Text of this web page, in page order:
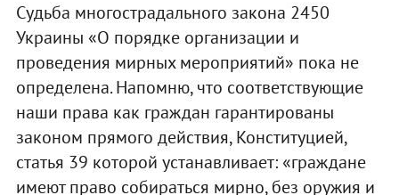
Судьба многострадального закона 2450
Украины «О порядке организации и
проведения мирных мероприятий» пока не
определена. Напомню, что соответствующие
наши права как граждан гарантированы
законом прямого действия, Конституцией,
статья 39 которой устанавливает: «граждане
имеют право собираться мирно, без оружия и